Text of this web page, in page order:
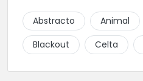
Abstracto Animal
Blackout
Celta